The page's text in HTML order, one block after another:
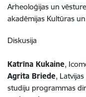
Arheoloģijas un
akadēmijas Kultūras
Diskusija
Katrīna Kukaine,
Agrita Briede,
studiju programmas